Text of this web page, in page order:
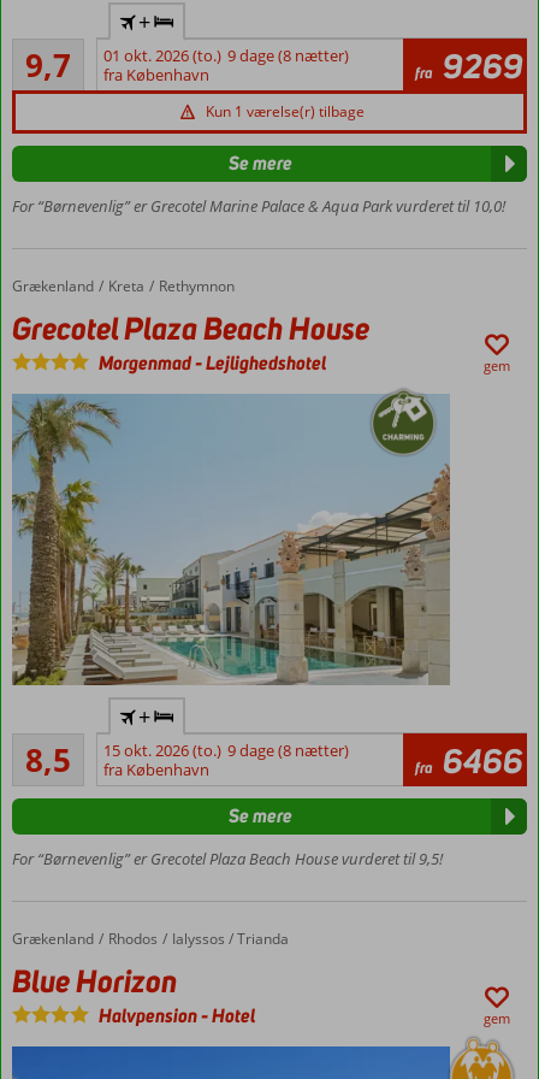
den
ene
ægtefælle
køkkenet,
anden
gæsterne
serverer
mad
drikkevarer.
Det
græske
køkken
er
baseret
på
friske
råvarer,
som
er
sprængfyldt
smag,
og
det
derfor
godt
at
efter
netop
Privat
strand
inclusive
med
plads til
9,7Enestående
3
anmeldelser
+
01 okt. 2026 (to.) 9 dage (8 nætter)
fra København
fra 9269
Kun 1 værelse(r) tilbage
For “Børnevenlig” er Grecotel Marine Palace & Aqua Park vurderet til 10,0!
Se mere
Forside
Grækenland Kreta Rethymnon
Grecotel Plaza Beach House
Grecotel Plaza Beach House
Morgenmad-Lejlighedshotel gem
Centrum af
Rethymnon
– 1.5 km
Ved
stranden
Halvpension
kan tilkøbes
med
plads til
personer
8,5
Alletiders
4
anmeldelser
+
15 okt. 2026 (to.) 9 dage (8 nætter)
fra København
fra 6466
For “Børnevenlig” er Grecotel Plaza Beach House vurderet til 9,5!
Se mere
Forside
Grækenland Rhodos Ialyssos / Trianda
Blue Horizon
Blue Horizon
Halvpension-Hotel gem